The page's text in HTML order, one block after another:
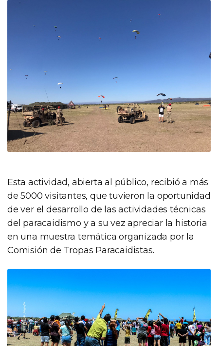
Esta actividad, abierta al público, recibió a más
de 5000 visitantes, que tuvieron la oportunidad
de ver el desarrollo de las actividades técnicas
del paracaidismo y a su vez apreciar la historia
en una muestra temática organizada por la
Comisión de Tropas Paracaidistas.